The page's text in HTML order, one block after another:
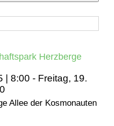
Herzberge
| 8:00 - Freitag, 19.
Allee der Kosmonauten